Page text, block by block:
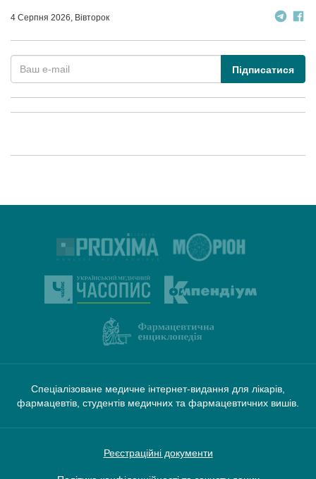
4 Серпня 2026, Вівторок
Підписатися
Спеціалізоване медичне інтернет-видання для лікарів,
фармацевтів, студентів медичних та фармацевтичних вишів.
Реєстраційні документи